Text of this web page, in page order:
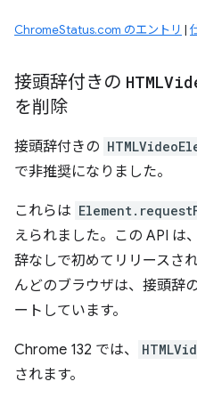
ChromeStatus.com のエントリ |
接頭辞付きの
を削除
接頭辞付きの
で非推奨になりました。
これらは
えられました。この API は
辞なしで初めてリリースさ
んどのブラウザは、接頭辞
ートしています。
Chrome 132 では、
されます。